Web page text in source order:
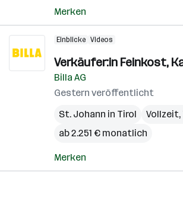
Merken
Einblicke Videos
Verkäufer:in Feinkost,
Billa AG
Gestern veröffentlicht
St. Johann in Tirol
ab 2.251 € monatlich
Merken